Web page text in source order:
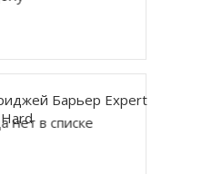
нет в списке